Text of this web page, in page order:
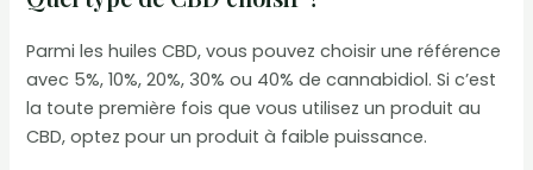
Parmi les huiles CBD, vous pouvez choisir une référence
avec 5%, 10%, 20%, 30% ou 40% de cannabidiol. Si c’est
la toute première fois que vous utilisez un produit au
CBD, optez pour un produit à faible puissance.